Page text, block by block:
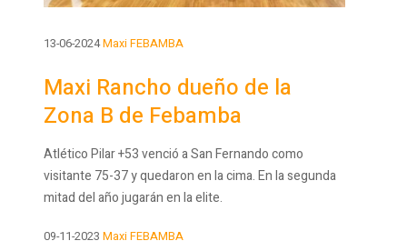
13-06-2024Maxi FEBAMBA
Maxi Rancho dueño de la
Zona B de Febamba
Atlético Pilar +53 venció a San Fernando como
visitante 75-37 y quedaron en la cima. En la segunda
mitad del año jugarán en la elite.
09-11-2023 Maxi FEBAMBA